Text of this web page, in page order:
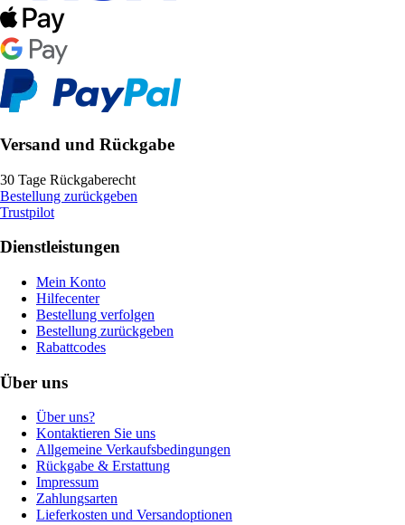
Versand und Rückgabe
30 Tage Rückgaberecht
Bestellung zurückgeben
Trustpilot
Dienstleistungen
Mein Konto
Hilfecenter
Bestellung verfolgen
Bestellung zurückgeben
Rabattcodes
Über uns
Über uns?
Kontaktieren Sie uns
Allgemeine Verkaufsbedingungen
Rückgabe & Erstattung
Impressum
Zahlungsarten
Lieferkosten und Versandoptionen